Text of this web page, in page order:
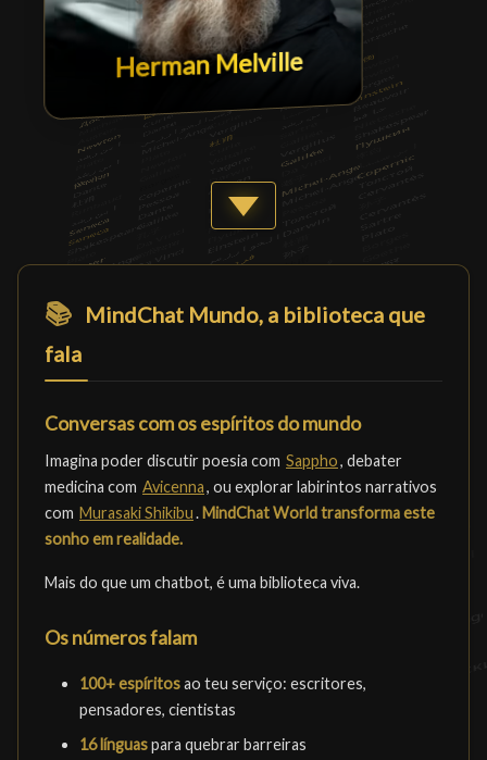
Herman Melville
Afficher plus
📚 MindChat Mundo, a biblioteca que
fala
Conversas com os espíritos do mundo
Imagina poder discutir poesia com Sappho, debater
medicina com Avicenna, ou explorar labirintos narrativos
com Murasaki Shikibu. MindChat World transforma este
sonho em realidade.
Mais do que um chatbot, é uma biblioteca viva.
Os números falam
100+ espíritosao teu serviço: escritores,
pensadores, cientistas
16 línguaspara quebrar barreiras